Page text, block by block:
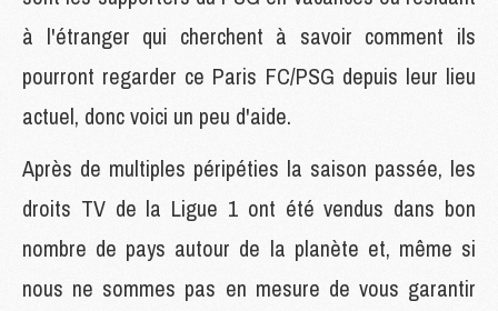
à l'étranger qui cherchent à savoir comment ils
pourront regarder ce Paris FC/PSG depuis leur lieu
actuel, donc voici un peu d'aide.
Après de multiples péripéties la saison passée, les
droits TV de la Ligue 1 ont été vendus dans bon
nombre de pays autour de la planète et, même si
nous ne sommes pas en mesure de vous garantir